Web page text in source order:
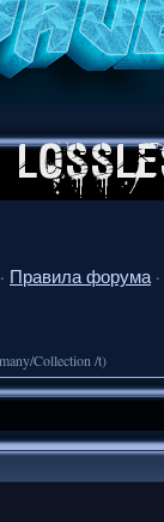
· Правила форума ·
Collection /t)